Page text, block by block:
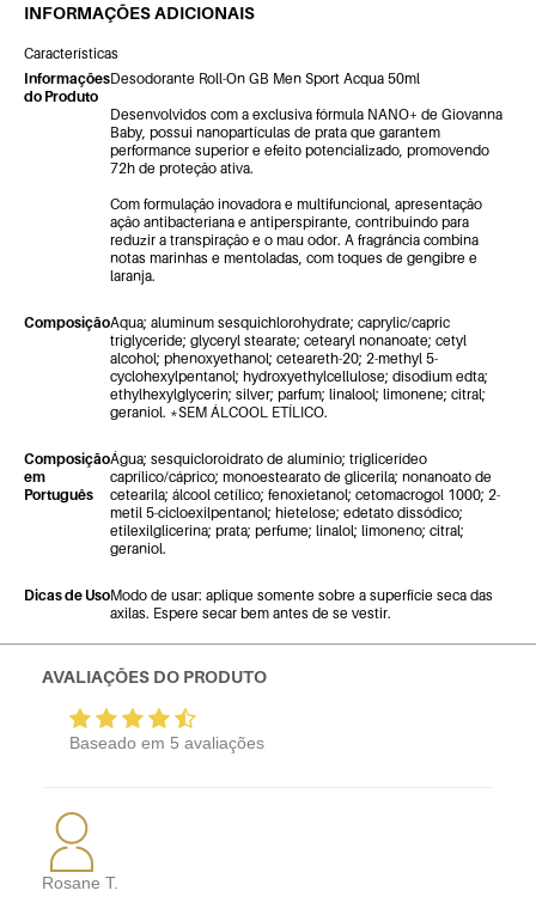
INFORMAÇÕES ADICIONAIS
Características
Informações
do Produto
Desodorante Roll-On GB Men Sport Acqua 50ml
Desenvolvidos com a exclusiva fórmula NANO+ de Giovanna
Baby, possui nanopartículas de prata que garantem
performance superior e efeito potencializado, promovendo
72h de proteção ativa.
Com formulação inovadora e multifuncional, apresentação
ação antibacteriana e antiperspirante, contribuindo para
reduzir a transpiração e o mau odor. A fragrância combina
notas marinhas e mentoladas, com toques de gengibre e
laranja.
ComposiçãoAqua; aluminum sesquichlorohydrate; caprylic/capric
triglyceride; glyceryl stearate; cetearyl nonanoate; cetyl
alcohol; phenoxyethanol; ceteareth-20; 2-methyl 5-
cyclohexylpentanol; hydroxyethylcellulose; disodium edta;
ethylhexylglycerin; silver; parfum; linalool; limonene; citral;
geraniol. *SEM ÁLCOOL ETÍLICO.
Composição
em
Português
Água; sesquicloroidrato de alumínio; triglicerídeo
caprílico/cáprico; monoestearato de glicerila; nonanoato de
cetearila; álcool cetílico; fenoxietanol; cetomacrogol 1000; 2-
metil 5-cicloexilpentanol; hietelose; edetato dissódico;
etilexilglicerina; prata; perfume; linalol; limoneno; citral;
geraniol.
Dicas de UsoModo de usar: aplique somente sobre a superfície seca das
axilas. Espere secar bem antes de se vestir.
AVALIAÇÕES DO PRODUTO
Baseado em 5 avaliações
Rosane T.